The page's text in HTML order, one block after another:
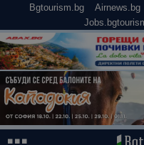
Bgtourism.bg Airnews.bg